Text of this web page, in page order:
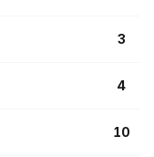
3
4
10